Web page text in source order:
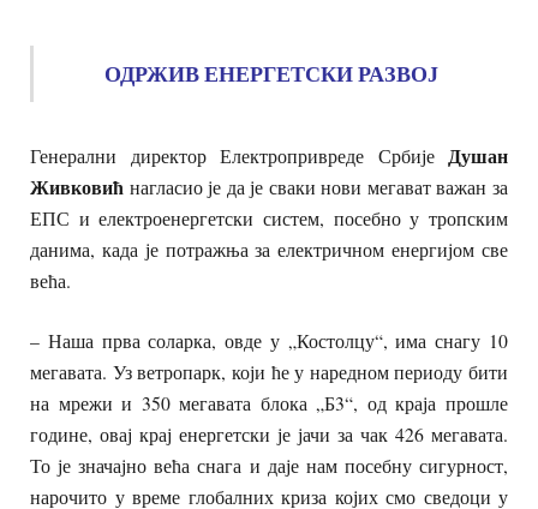
ОДРЖИВ ЕНЕРГЕТСКИ РАЗВОЈ
Генерални директор Електропривреде Србије Душан
Живковић нагласио је да је сваки нови мегават важан за
ЕПС и електроенергетски систем, посебно у тропским
данима, када је потражња за електричном енергијом све
већа.
– Наша прва соларка, овде у „Костолцу“, има снагу 10
мегавата. Уз ветропарк, који ће у наредном периоду бити
на мрежи и 350 мегавата блока „Б3“, од краја прошле
године, овај крај енергетски је јачи за чак 426 мегавата.
То је значајно већа снага и даје нам посебну сигурност,
нарочито у време глобалних криза којих смо сведоци у